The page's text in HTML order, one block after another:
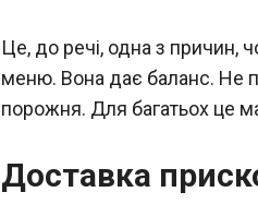
Це, до речі, одна з причин,
меню. Вона дає баланс. Не
порожня. Для багатьох це
Доставка